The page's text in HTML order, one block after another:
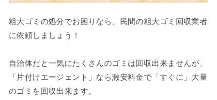
粗大ゴミの処分でお困りなら、民間の粗大ゴミ回収業者
に依頼しましょう！
自治体だと一気にたくさんのゴミは回収出来ませんが、
「片付けエージェント」なら激安料金で「すぐに」大量
のゴミを回収出来ます。